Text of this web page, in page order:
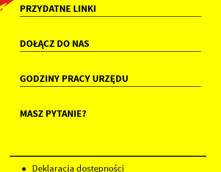
PRZYDATNE LINKI
DOŁĄCZ DO NAS
GODZINY PRACY URZĘDU
MASZ PYTANIE?
Deklaracja dostępności